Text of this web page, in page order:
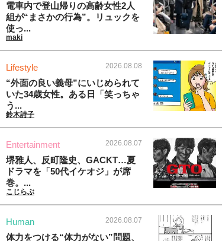
電車内で登山帰りの高齢女性2人
組が“まさかの行為”。リュックを
使っ...
maki
Lifestyle 2026.08.08
“外面の良い義母”にいじめられて
いた34歳女性。ある日「笑っちゃ
う...
鈴木詩子
Entertainment 2026.08.07
堺雅人、反町隆史、GACKT…夏
ドラマを「50代イケオジ」が席
巻。...
こじらぶ
Human 2026.08.07
体力をつける“体力がない”問題、